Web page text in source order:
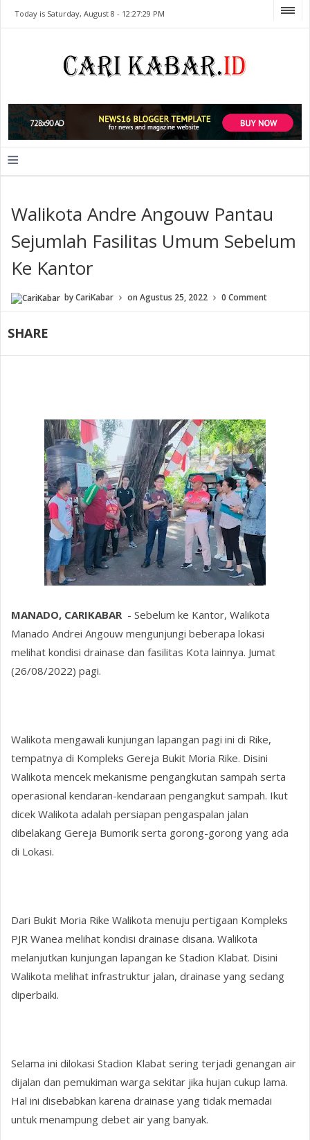
Today is Saturday, August 8 - 12:27:29 PM
≡
Walikota Andre Angouw Pantau
Sejumlah Fasilitas Umum Sebelum
Ke Kantor
byCariKabar onAgustus 25, 2022 0 Comment
SHARE
MANADO, CARIKABAR - Sebelum ke Kantor, Walikota
Manado Andrei Angouw mengunjungi beberapa lokasi
melihat kondisi drainase dan fasilitas Kota lainnya. Jumat
(26/08/2022) pagi.
Walikota mengawali kunjungan lapangan pagi ini di Rike,
tempatnya di Kompleks Gereja Bukit Moria Rike. Disini
Walikota mencek mekanisme pengangkutan sampah serta
operasional kendaran-kendaraan pengangkut sampah. Ikut
dicek Walikota adalah persiapan pengaspalan jalan
dibelakang Gereja Bumorik serta gorong-gorong yang ada
di Lokasi.
Dari Bukit Moria Rike Walikota menuju pertigaan Kompleks
PJR Wanea melihat kondisi drainase disana. Walikota
melanjutkan kunjungan lapangan ke Stadion Klabat. Disini
Walikota melihat infrastruktur jalan, drainase yang sedang
diperbaiki.
Selama ini dilokasi Stadion Klabat sering terjadi genangan air
dijalan dan pemukiman warga sekitar jika hujan cukup lama.
Hal ini disebabkan karena drainase yang tidak memadai
untuk menampung debet air yang banyak.